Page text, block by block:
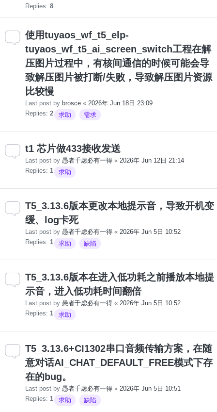
Replies: 8
使用tuyaos_wf_t5_elp-
tuyaos_wf_t5_ai_screen_switch工程在解
压图片过程中，有核间通信的时候可能会导
致解压图片被打断/失败，导致解压图片资源
比较慢
Last post by brosce « 2026年 Jun 18日 23:09
Replies: 2 求助 需求
t1 芯片做433接收发送
Last post by 愚者千虑必有一得 « 2026年 Jun 12日 21:14
Replies: 1 求助
T5_3.13.6版本更改本地提示音，导致开机变
缓、log卡死
Last post by 愚者千虑必有一得 « 2026年 Jun 5日 10:52
Replies: 1 求助 缺陷
T5_3.13.6版本在进入低功耗之前播放本地提
示音，进入低功耗时间翻倍
Last post by 愚者千虑必有一得 « 2026年 Jun 5日 10:52
Replies: 1 求助
T5_3.13.6+CI1302串口音频传输方案，在随
意对话AI_CHAT_DEFAULT_FREE模式下存
在的bug。
Last post by 愚者千虑必有一得 « 2026年 Jun 5日 10:51
Replies: 1 求助 缺陷